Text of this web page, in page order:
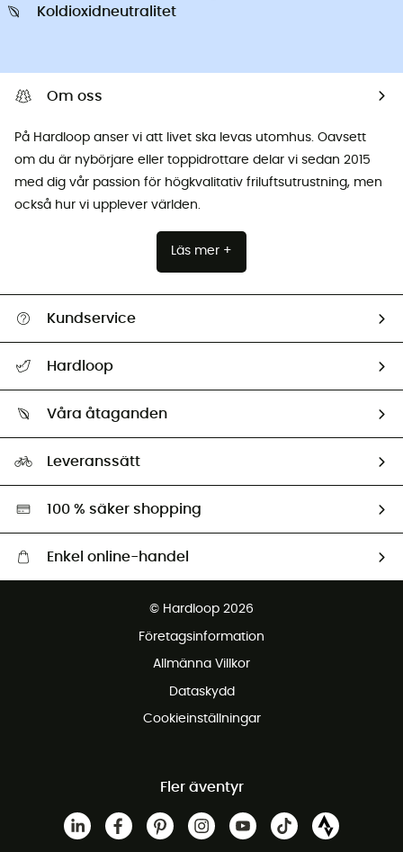
Koldioxidneutralitet
Om oss
På Hardloop anser vi att livet ska levas utomhus. Oavsett
om du är nybörjare eller toppidrottare delar vi sedan 2015
med dig vår passion för högkvalitativ friluftsutrustning, men
också hur vi upplever världen.
Läs mer +
Kundservice
Retur & återbetalning
Hardloop
Ambassadörer
Våra åtaganden
Miljöanpassat urval
Leveranssätt
100 % säker shopping
Enkel online-handel
Gratis retur inom 100 dagar
© Hardloop 2026
Företagsinformation
Allmänna Villkor
Dataskydd
Cookieinställningar
Fler äventyr